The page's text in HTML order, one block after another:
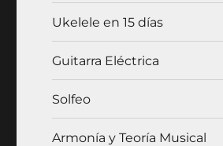
Ukelele en 15 días
Guitarra Eléctrica
Solfeo
Armonía y Teoría Musical